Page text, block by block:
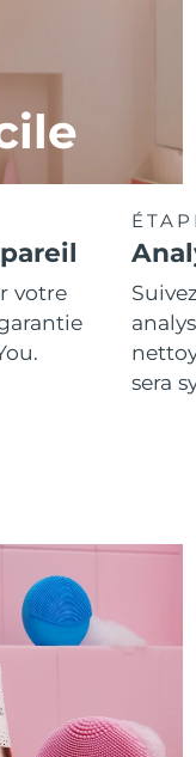
votre
sera